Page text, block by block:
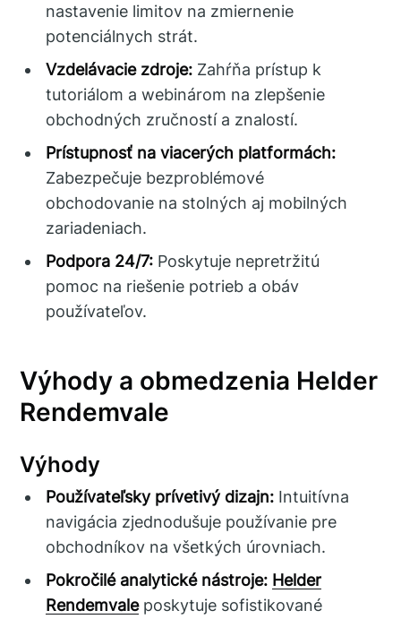
nastavenie limitov na zmiernenie
potenciálnych strát.
Vzdelávacie zdroje: Zahŕňa prístup k
tutoriálom a webinárom na zlepšenie
obchodných zručností a znalostí.
Prístupnosť na viacerých platformách:
Zabezpečuje bezproblémové
obchodovanie na stolných aj mobilných
zariadeniach.
Podpora 24/7: Poskytuje nepretržitú
pomoc na riešenie potrieb a obáv
používateľov.
Výhody a obmedzenia Helder
Rendemvale
Výhody
Používateľsky prívetivý dizajn: Intuitívna
navigácia zjednodušuje používanie pre
obchodníkov na všetkých úrovniach.
Pokročilé analytické nástroje: Helder
Rendemvaleposkytuje sofistikované